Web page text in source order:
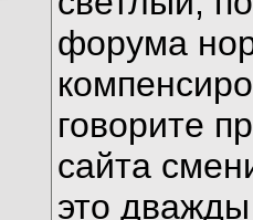
форума
говорите
сайта
это